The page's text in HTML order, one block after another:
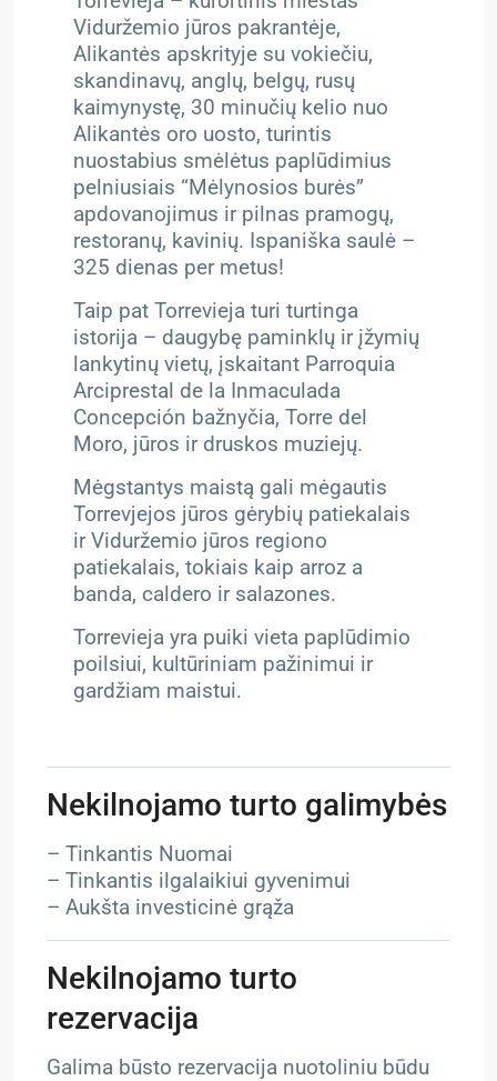
Viduržemio jūros pakrantėje,
Alikantės apskrityje su vokiečiu,
skandinavų, anglų, belgų, rusų
kaimynystę, 30 minučių kelio nuo
Alikantės oro uosto, turintis
nuostabius smėlėtus paplūdimius
pelniusiais “Mėlynosios burės”
apdovanojimus ir pilnas pramogų,
restoranų, kavinių. Ispaniška saulė –
325 dienas per metus!
Taip pat Torrevieja turi turtinga
istorija – daugybę paminklų ir įžymių
lankytinų vietų, įskaitant Parroquia
Arciprestal de la Inmaculada
Concepción bažnyčia, Torre del
Moro, jūros ir druskos muziejų.
Mėgstantys maistą gali mėgautis
Torrevjejos jūros gėrybių patiekalais
ir Viduržemio jūros regiono
patiekalais, tokiais kaip arroz a
banda, caldero ir salazones.
Torrevieja yra puiki vieta paplūdimio
poilsiui, kultūriniam pažinimui ir
gardžiam maistui.
Nekilnojamo turto galimybės
– Tinkantis Nuomai
– Tinkantis ilgalaikiui gyvenimui
– Aukšta investicinė grąža
Nekilnojamo turto
rezervacija
Galima būsto rezervacija nuotoliniu būdu